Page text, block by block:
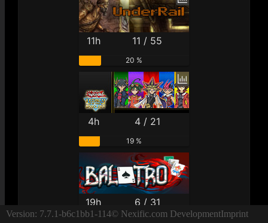
11h 11 / 55
20 %
4h 4 / 21
19 %
19h 6 / 31
Version: 7.7.1-b6c1bb1-114© Nexific.com DevelopmentImprint